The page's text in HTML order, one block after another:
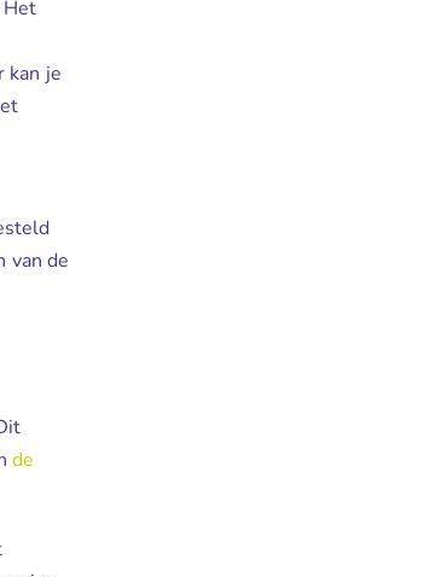
Het
kan je
van de
de